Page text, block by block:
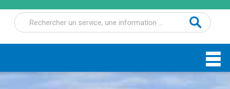
Recherche
pour :